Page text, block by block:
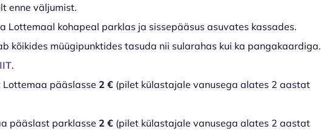
enne väljumist.
Lottemaal kohapeal parklas ja sissepääsus asuvates kassades.
kõikides müügipunktides tasuda nii sularahas kui ka pangakaardiga.
.
pääslasse 2 € (pilet külastajale vanusega alates 2 aastat
pääslast parklasse 2 € (pilet külastajale vanusega alates 2 aastat